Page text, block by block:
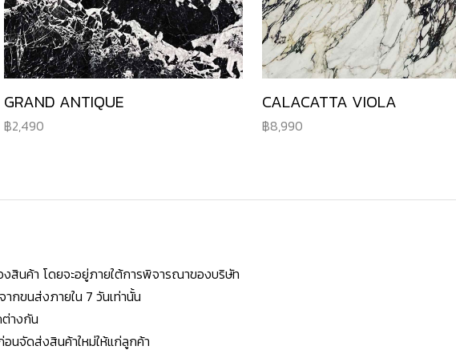
GRAND ANTIQUE
2,490
CALACATTA VIOLA
8,990
สินค้า โดยจะอยู่ภายใต้การพิจารณาของบริษัท
กขนส่งภายใน 7 วันเท่านั้น
างกัน
นจัดส่งสินค้าใหม่ให้แก่ลูกค้า